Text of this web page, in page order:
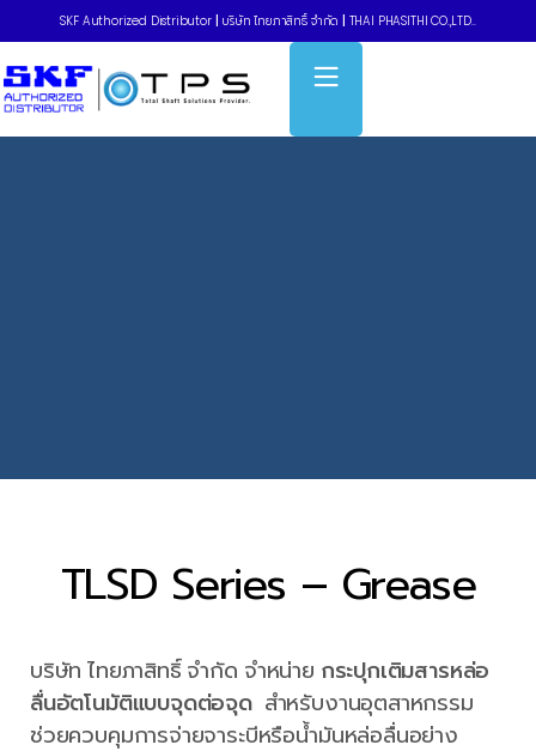
SKF Authorized Distributor บริษัท ไทยภาสิทธิ์ จำกัด THAI PHASITHI CO.,LTD..
Home » TLSD Series – Grease
TLSD Series – Grease
บริษัท ไทยภาสิทธิ์ จำกัด จำหน่าย กระปุกเติมสารหล่อ
ลื่นอัตโนมัติแบบจุดต่อจุด สำหรับงานอุตสาหกรรม
ช่วยควบคุมการจ่ายจาระบีหรือน้ำมันหล่อลื่นอย่าง